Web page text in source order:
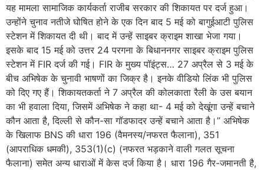
यह मामला सामाजिक कार्यकर्ता राजीब सरकार की शिकायत पर दर्ज हुआ।
उन्होंने चुनाव नतीजे घोषित होने के एक दिन बाद 5 मई को बागुईआटी पुलिस
स्टेशन में शिकायत दी थी। बाद में उन्हें साइबर क्राइम शाखा भेजा गया।
इसके बाद 15 मई को उत्तर 24 परगना के बिधाननगर साइबर क्राइम पुलिस
स्टेशन में FIR दर्ज की गई। FIR के मुख्य पॉइंट्स… 27 अप्रैल से 3 मई के
बीच अभिषेक के चुनावी भाषणों का जिक्र है। इनके वीडियो लिंक भी पुलिस
को दिए गए हैं। शिकायतकर्ता ने 7 अप्रैल की कोलकाता रैली के उस बयान
का भी हवाला दिया, जिसमें अभिषेक ने कहा था- 4 मई को देखूंगा उन्हें बचाने
कौन आता है, दिल्ली से कौन-सा गॉडफादर उन्हें बचाने आता है।” अभिषेक
के खिलाफ BNS की धारा 196 (वैमनस्य/नफरत फैलाना), 351
(आपराधिक धमकी), 353(1)(c) (नफरत भड़काने वाली गलत सूचना
फैलाना) समेत अन्य धाराओं में केस दर्ज किया है। धारा 196 गैर-जमानती है,